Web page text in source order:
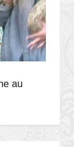
au